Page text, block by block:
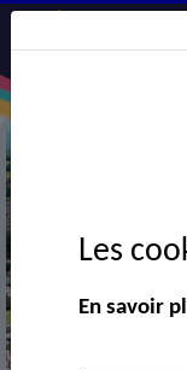
Les
En savoir